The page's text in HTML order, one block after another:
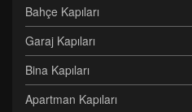
Bahçe Kapıları
Garaj Kapıları
Bina Kapıları
Apartman Kapıları